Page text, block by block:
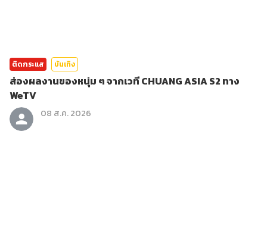
ติดกระแส บันเทิง
ส่องผลงานของหนุ่ม ๆ จากเวที CHUANG ASIA S2 ทาง
WeTV
08 ส.ค. 2026